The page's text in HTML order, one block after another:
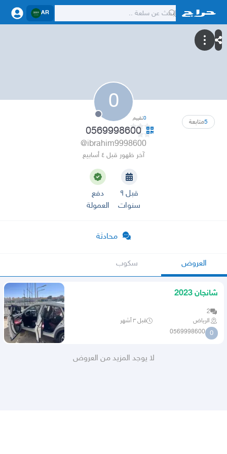
AR
0
5متابعة 0تقييم
0569998600
@ibrahim9998600
آخر ظهور قبل ٤ أسابيع
قبل ٩
سنوات
دفع
العمولة
محادثة
العروض سكوب
شانجان 2023
2
الرياض
قبل ٣ أشهر
0
0569998600
لا يوجد المزيد من العروض